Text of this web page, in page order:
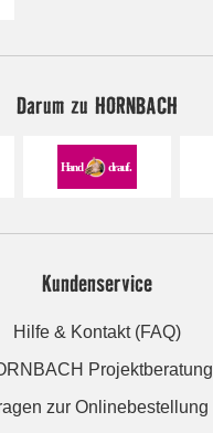
Darum zu HORNBACH
Kundenservice
Hilfe & Kontakt (FAQ)
Projektberatung
zur Onlinebestellung